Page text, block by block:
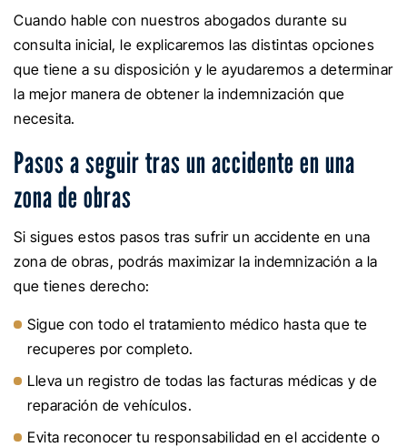
Cuando hable con nuestros abogados durante su
consulta inicial, le explicaremos las distintas opciones
que tiene a su disposición y le ayudaremos a determinar
la mejor manera de obtener la indemnización que
necesita.
Pasos a seguir tras un accidente en una
zona de obras
Si sigues estos pasos tras sufrir un accidente en una
zona de obras, podrás maximizar la indemnización a la
que tienes derecho:
Sigue con todo el tratamiento médico hasta que te
recuperes por completo.
Lleva un registro de todas las facturas médicas y de
reparación de vehículos.
Evita reconocer tu responsabilidad en el accidente o